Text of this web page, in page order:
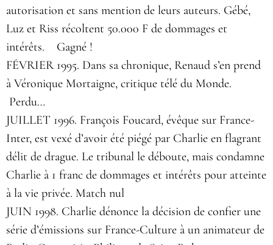
autorisation et sans mention de leurs auteurs. Gébé,
Luz et Riss récoltent 50.000 F de dommages et
intérêts. Gagné !
FÉVRIER 1995. Dans sa chronique, Renaud s’en prend
à Véronique Mortaigne, critique télé du Monde.
Perdu…
JUILLET 1996. François Foucard, évêque sur France-
Inter, est vexé d’avoir été piégé par Charlie en flagrant
délit de drague. Le tribunal le déboute, mais condamne
Charlie à 1 franc de dommages et intérêts pour atteinte
à la vie privée. Match nul
JUIN 1998. Charlie dénonce la décision de confier une
série d’émissions sur France-Culture à un animateur de